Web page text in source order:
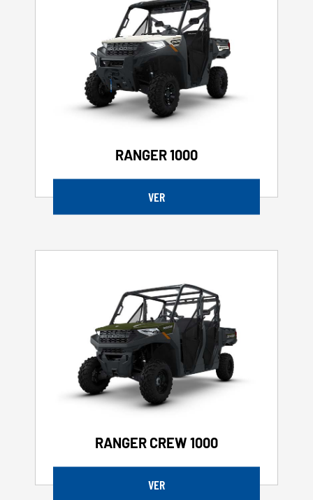
RANGER 1000
VER
RANGER CREW 1000
VER